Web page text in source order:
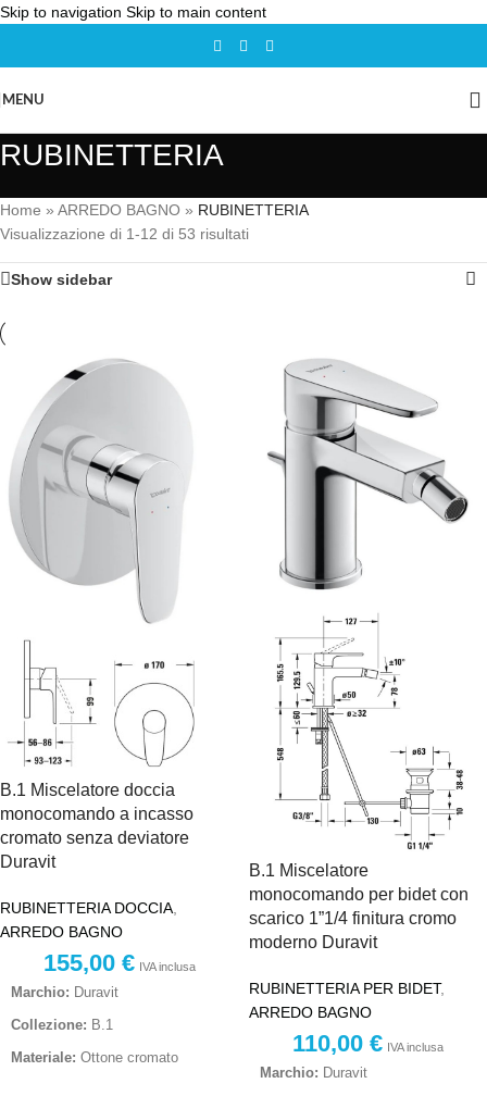
Skip to navigation Skip to main content
MENU
RUBINETTERIA
Home » ARREDO BAGNO » RUBINETTERIA
Visualizzazione di 1-12 di 53 risultati
Show sidebar
B.1 Miscelatore doccia
monocomando a incasso
cromato senza deviatore
Duravit
RUBINETTERIA DOCCIA
ARREDO BAGNO
155,00 € IVA inclusa
Marchio: Duravit
Collezione: B.1
Materiale: Ottone cromato
B.1 Miscelatore
monocomando per bidet con
scarico 1”1/4 finitura cromo
moderno Duravit
RUBINETTERIA PER BIDET,
ARREDO BAGNO
110,00 € IVA inclusa
Marchio: Duravit